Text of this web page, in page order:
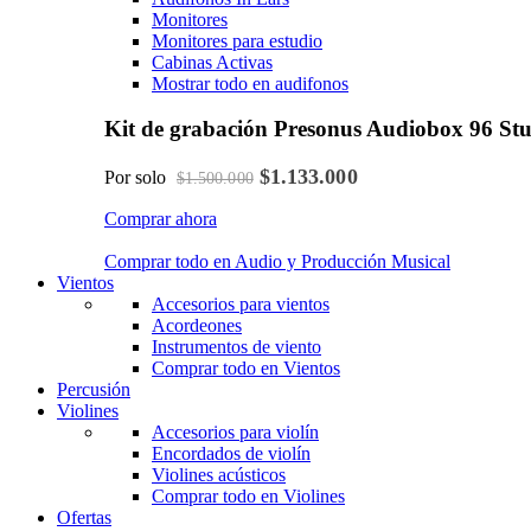
Monitores
Monitores para estudio
Cabinas Activas
Mostrar todo en audifonos
Kit de grabación Presonus Audiobox 96
Por solo $1.500.000 $1.133.000
Comprar ahora
Comprar todo en Audio y Producción Musical
Vientos
Accesorios para vientos
Acordeones
Instrumentos de viento
Comprar todo en Vientos
Percusión
Violines
Accesorios para violín
Encordados de violín
Violines acústicos
Comprar todo en Violines
Ofertas